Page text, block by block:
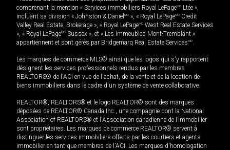
comprenant la mention « Services immobiliers Royal LePageMD Ltée »,
incluant sa division « Johnston & Daniel MD », « Royal LePageMD Credit
Valley Real Estate, Brokerage », « Royal LePageMD West Real Estate Services
», « Royal LePageMD Sussex », et « Les immeubles Mont-Tremblant »
appartiennent et sont gérés par Bridgemarq Real Estate ServicesMD.
Les marques de commerce MLS® ainsi que les logos qui s'y rapportent
désignent les services professionnels rendus par les membres
REALTORS® de l'ACI en vue de l'achat, de la vente et de la location de
biens immobiliers dans le cadre d'un système de vente collaborative.
REALTOR®, REALTORS® et le logo REALTOR® sont des marques
déposées de REALTOR® Canada Inc., une compagnie dont la National
Association of REALTORS® et l'Association canadienne de l’immobilier
sont propriétaires. Les marques de commerce REALTOR® servent à
distinguer les services immobiliers offerts par les courtiers et agents
immobilier en tant que membres de l'ACI. Les marques d'homologation